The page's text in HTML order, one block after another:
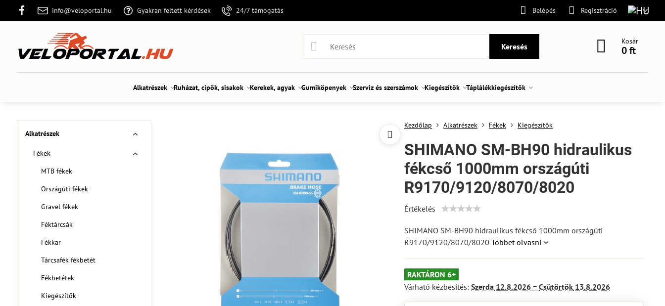
info@veloportal.hu Gyakran feltett kérdések 24/7 támogatás Belépés Regisztráció
Keresés
Kosár
0 ft
Alkatrészek Ruházat, cipők, sisakok Kerekek, agyak Gumiköpenyek Szerviz és szerszámok Kiegészítők Táplálékkiegészítők
Kezdőlap Alkatrészek Fékek Kiegészítők
SHIMANO SM-BH90 hidraulikus
fékcső 1000mm országúti
R9170/9120/8070/8020
Értékelés
SHIMANO SM-BH90 hidraulikus fékcső 1000mm országúti
R9170/9120/8070/8020Többet olvasni
RAKTÁRON 6+
Várható kézbesítés:Szerda 12.8.2026 −Csütörtök 13.8.2026
Alkatrészek
Fékek
MTB fékek
Országúti fékek
Gravel fékek
Féktárcsák
Fékkar
Tárcsafék fékbetét
Fékbetétek
Kiegészítők